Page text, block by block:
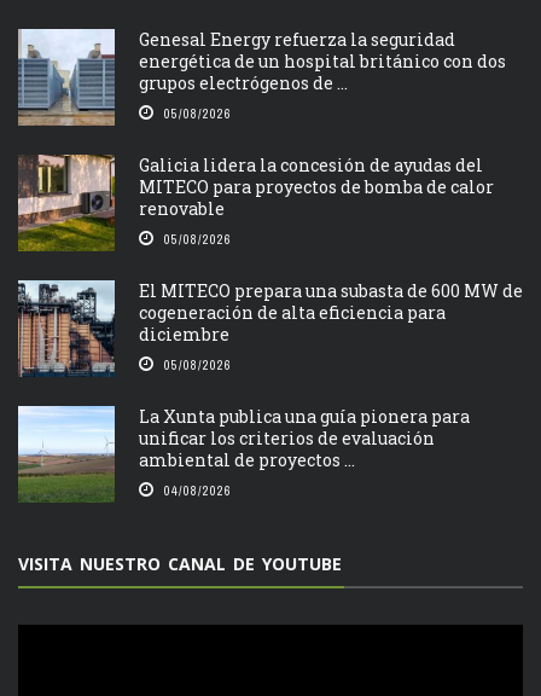
Genesal Energy refuerza la seguridad
energética de un hospital británico con dos
grupos electrógenos de ...
05/08/2026
Galicia lidera la concesión de ayudas del
MITECO para proyectos de bomba de calor
renovable
05/08/2026
El MITECO prepara una subasta de 600 MW de
cogeneración de alta eficiencia para
diciembre
05/08/2026
La Xunta publica una guía pionera para
unificar los criterios de evaluación
ambiental de proyectos ...
04/08/2026
VISITA NUESTRO CANAL DE YOUTUBE